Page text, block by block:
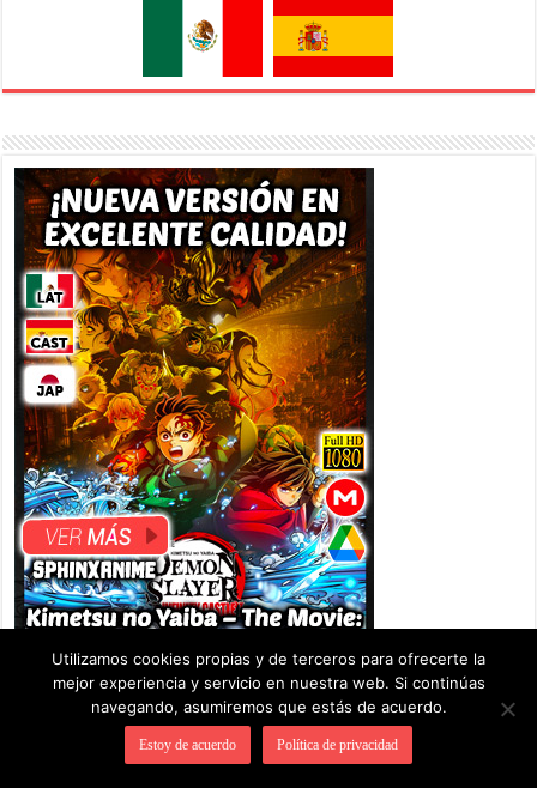
Utilizamos cookies propias y de terceros para ofrecerte la
mejor experiencia y servicio en nuestra web. Si continúas
navegando, asumiremos que estás de acuerdo.
Estoy de acuerdo Política de privacidad